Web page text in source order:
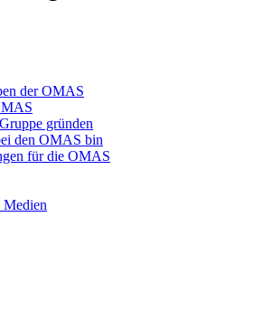
der OMAS
gründen
den OMAS bin
für die OMAS
Medien